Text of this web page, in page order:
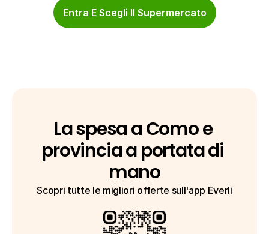
Entra E Scegli Il Supermercato
La spesa a Como e
provincia a portata di
mano
Scopri tutte le migliori offerte sull'app Everli